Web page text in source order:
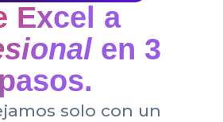
Excel a
en 3
pasos.
solo con un